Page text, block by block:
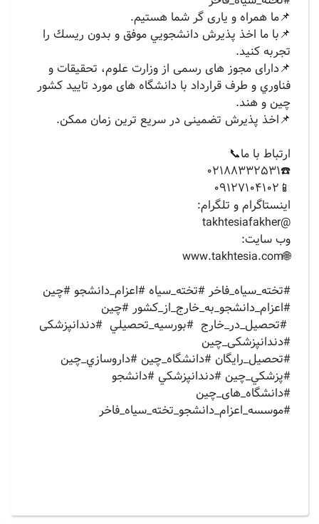
📌ما همراه و یاری گر شما هستیم.
📌با ما اخذ پذيرش دانشجويي موفق و بدون ريسك را
تجربه کنید.
📌دارای مجوز های رسمی از وزارت علوم، تحقيقات و
فناوري و طرف قرارداد با دانشگاه های مورد تایید کشور
چین و هند.
📌اخذ پذیرش تضمینی در سریع ترین زمان ممکن.
ارتباط با ما📞
☎️02188332531
📱09127104102
‏اينستاگرام و تلگرام:
‏@takhtesiafakher
وب سايت:
‏🌐www.takhtesia.com
#تخته_سیاه_فاخر #تخته_سیاه #اعزام_دانشجو #چين
#اعزام_دانشجو_به_خارج_از_كشور #چین
#تحصيل_در_خارج #بورسيه_تحصيلي #دندانپزشکی
#دندانپزشکی_چین
#تحصيل_رايگان #دانشگاه_چین #داروسازي_چين
#پزشكي_چين #دندانپزشكي #دانشجو
#دانشگاه_های_چین
#موسسه_اعزام_دانشجو_تخته_سياه_فاخر